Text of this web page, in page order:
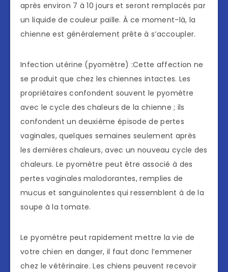
après environ 7 à 10 jours et seront remplacés par
un liquide de couleur paille. À ce moment-là, la
chienne est généralement prête à s’accoupler.
Infection utérine (pyomètre) :Cette affection ne
se produit que chez les chiennes intactes. Les
propriétaires confondent souvent le pyomètre
avec le cycle des chaleurs de la chienne ; ils
confondent un deuxième épisode de pertes
vaginales, quelques semaines seulement après
les dernières chaleurs, avec un nouveau cycle des
chaleurs. Le pyomètre peut être associé à des
pertes vaginales malodorantes, remplies de
mucus et sanguinolentes qui ressemblent à de la
soupe à la tomate.
Le pyomètre peut rapidement mettre la vie de
votre chien en danger, il faut donc l’emmener
chez le vétérinaire. Les chiens peuvent recevoir